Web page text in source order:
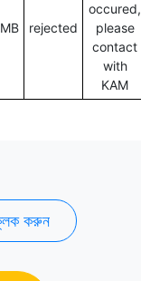
rejected
occured,
please
contact
with
KAM
করুন